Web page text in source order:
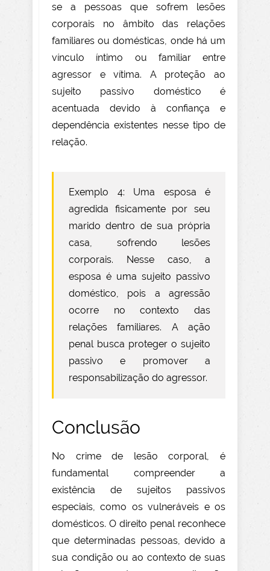
se a pessoas que sofrem lesões
corporais no âmbito das relações
familiares ou domésticas, onde há um
vínculo íntimo ou familiar entre
agressor e vítima. A proteção ao
sujeito passivo doméstico é
acentuada devido à confiança e
dependência existentes nesse tipo de
relação.
Exemplo 4: Uma esposa é
agredida fisicamente por seu
marido dentro de sua própria
casa, sofrendo lesões
corporais. Nesse caso, a
esposa é uma sujeito passivo
doméstico, pois a agressão
ocorre no contexto das
relações familiares. A ação
penal busca proteger o sujeito
passivo e promover a
responsabilização do agressor.
Conclusão
No crime de lesão corporal, é
fundamental compreender a
existência de sujeitos passivos
especiais, como os vulneráveis e os
domésticos. O direito penal reconhece
que determinadas pessoas, devido a
sua condição ou ao contexto de suas